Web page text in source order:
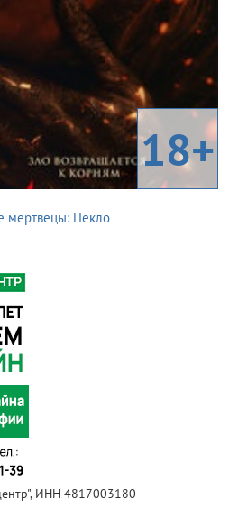
18+
мертвецы: Пекло
ИНН 4817003180